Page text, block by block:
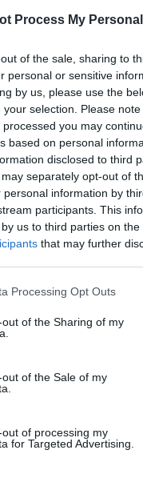
Process My
of the sale, sharing to
personal or sensitive
by us, please use the
selection. Please
you may
based on personal
disclosed to third
separately opt-out of
personal information by
participants. This
us to third parties on the
that may further
website/app uses one or
visit or usage behaviour.
to Google and its third-
specified purposes in
Processing Opt Outs
of the Sharing of my
of the Sale of my
of processing my
for Targeted Advertising.
és